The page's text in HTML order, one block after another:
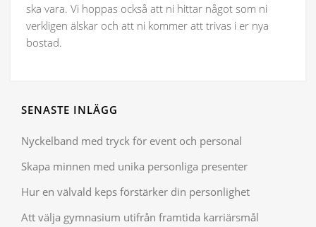
ska vara. Vi hoppas också att ni hittar något som ni
verkligen älskar och att ni kommer att trivas i er nya
bostad.
SENASTE INLÄGG
Nyckelband med tryck för event och personal
Skapa minnen med unika personliga presenter
Hur en välvald keps förstärker din personlighet
Att välja gymnasium utifrån framtida karriärsmål